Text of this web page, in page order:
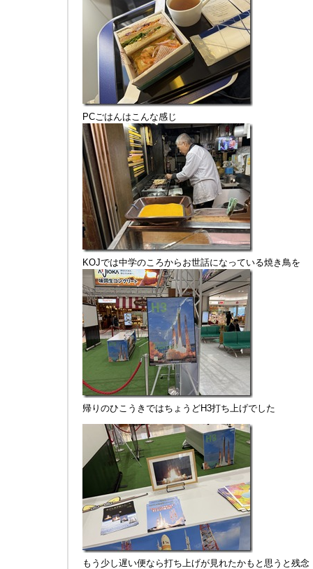
PCごはんはこんな感じ
KOJでは中学のころからお世話になっている焼き鳥を
帰りのひこうきではちょうどH3打ち上げでした
もう少し遅い便なら打ち上げが見れたかもと思うと残念